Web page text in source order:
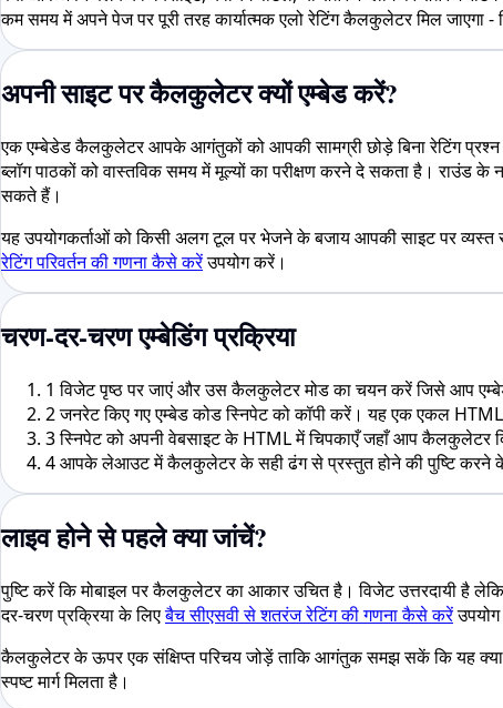
कम समय में अपने पेज पर पूरी तरह कार्यात्मक एलो रेटिंग कैलकुलेटर मिल जाएगा -
अपनी साइट पर कैलकुलेटर क्यों एम्बेड करें?
एक एम्बेडेड कैलकुलेटर आपके आगंतुकों को आपकी सामग्री छोड़े बिना रेटिंग
ब्लॉग पाठकों को वास्तविक समय में मूल्यों का परीक्षण करने दे सकता है। राउंड के
सकते हैं।
यह उपयोगकर्ताओं को किसी अलग टूल पर भेजने के बजाय आपकी साइट पर
रेटिंग परिवर्तन की गणना कैसे करेंउपयोग करें।
चरण-दर-चरण एम्बेडिंग प्रक्रिया
1विजेट पृष्ठ पर जाएं और उस कैलकुलेटर मोड का चयन करें जिसे आप एम्बेड
2जनरेट किए गए एम्बेड कोड स्निपेट को कॉपी करें। यह एक एकल
3स्निपेट को अपनी वेबसाइट के HTML में चिपकाएँ जहाँ आप कैलकुलेटर
4आपके लेआउट में कैलकुलेटर के सही ढंग से प्रस्तुत होने की पुष्टि करने के
लाइव होने से पहले क्या जांचें?
पुष्टि करें कि मोबाइल पर कैलकुलेटर का आकार उचित है। विजेट उत्तरदायी
दर-चरण प्रक्रिया के लिएबैच सीएसवी से शतरंज रेटिंग की गणना कैसे करें
कैलकुलेटर के ऊपर एक संक्षिप्त परिचय जोड़ें ताकि आगंतुक समझ सकें कि यह क्या
स्पष्ट मार्ग मिलता है।